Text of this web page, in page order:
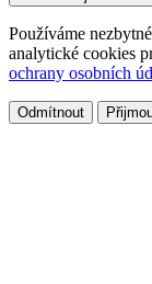
Používáme
analytické cookies
ochrany osobních
Odmítnout